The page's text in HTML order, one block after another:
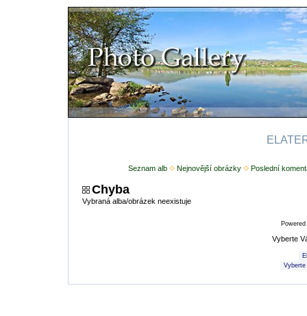
Seznam alb Nejnovější obrázky Poslední
Chyba
Vybraná alba/obrázek neexistuje
Vyberte